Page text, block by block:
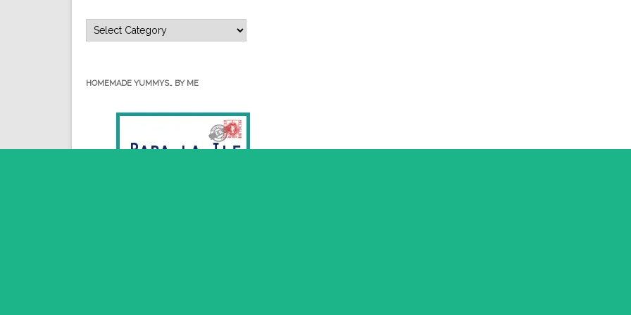
HOMEMADE YUMMYS… BY ME